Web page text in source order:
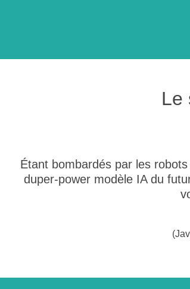
Le
Étant bombardés par les
duper-power modèle IA du